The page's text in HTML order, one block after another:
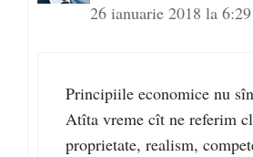
26 ianuarie 2018 la
Principiile economice nu
Atîta vreme cît ne referim
proprietate, realism,